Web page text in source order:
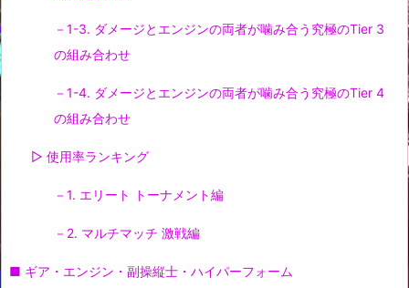
－1-3. ダメージとエンジンの両者が噛み合う究極のTier 3
の組み合わせ
－1-4. ダメージとエンジンの両者が噛み合う究極のTier 4
の組み合わせ
▷ 使用率ランキング
－1. エリート トーナメント編
－2. マルチマッチ 激戦編
■ ギア・エンジン・副操縦士・ハイパーフォーム